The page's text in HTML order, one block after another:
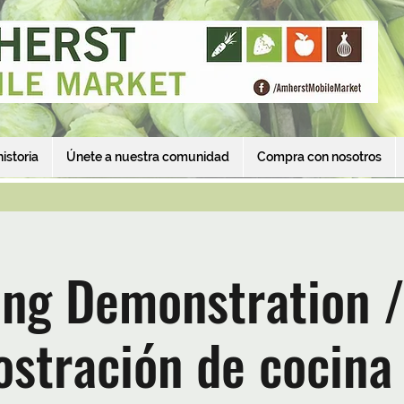
Únete a nuestra comunidad Compra con nosotros
Demonstration /
de cocina